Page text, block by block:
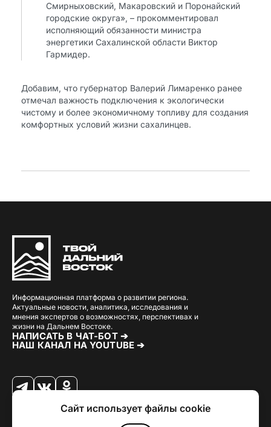
Смирныховский, Макаровский и Поронайский
городские округа», – прокомментировал
исполняющий обязанности министра
энергетики Сахалинской области Виктор
Гармидер.
Добавим, что губернатор Валерий Лимаренко ранее
отмечал важность подключения к экологически
чистому и более экономичному топливу для создания
комфортных условий жизни сахалинцев.
Информационная платформа о развитии региона.
Актуальные новости, аналитика, исследования и
мнения экспертов о возможностях, перспективах и
жизни на Дальнем Востоке.
НАПИСАТЬ В ЧАТ-БОТ ➔
НАШ КАНАЛ НА YOUTUBE ➔
. РазработкаLoimi.
Сайт использует файлы cookie